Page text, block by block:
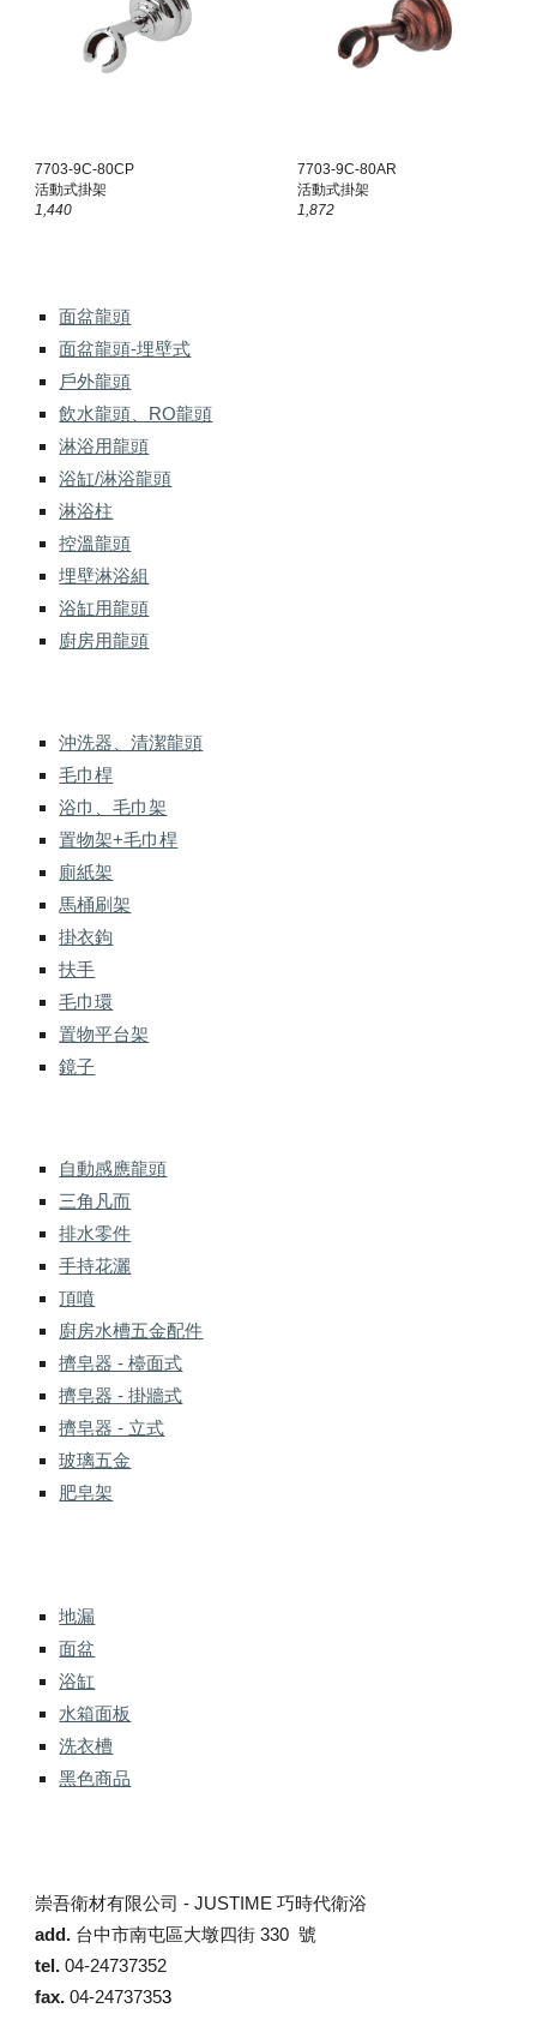
7703-9C-80CP
活動式掛架
1,440
7703-9C-80AR
活動式掛架
1,872
面盆龍頭
面盆龍頭-埋壁式
戶外龍頭
飲水龍頭、RO龍頭
淋浴用龍頭
浴缸/淋浴龍頭
淋浴柱
控溫龍頭
埋壁淋浴組
浴缸用龍頭
廚房用龍頭
沖洗器、清潔龍頭
毛巾桿
浴巾、毛巾架
置物架+毛巾桿
廁紙架
馬桶刷架
掛衣鉤
扶手
毛巾環
置物平台架
鏡子
自動感應龍頭
三角凡而
排水零件
手持花灑
頂噴
廚房水槽五金配件
擠皂器 - 檯面式
擠皂器 - 掛牆式
擠皂器 - 立式
玻璃五金
肥皂架
地漏
面盆
浴缸
水箱面板
洗衣槽
黑色商品
崇吾衛材有限公司 -JUSTIME 巧時代衛浴
add. 台中市南屯區大墩四街 330 號
tel.04-24737352
fax.04-24737353